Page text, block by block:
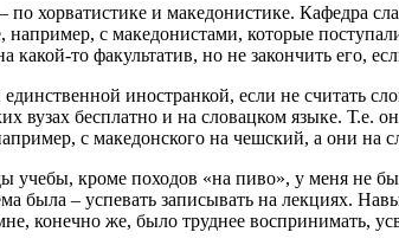
хорватистике и македонистике. Кафедра
с македонистами, которые
то факультатив, но не закончить его,
иностранкой, если не считать
вузах бесплатно и на словацком языке.
с македонского на чешский, а они
кроме походов «на пиво», у меня не
была – успевать записывать на лекциях.
конечно же, было труднее воспринимать,